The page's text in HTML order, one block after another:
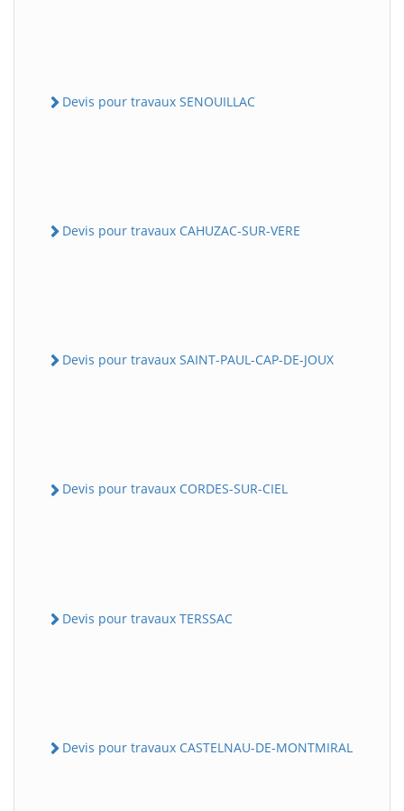
Devis pour travaux SENOUILLAC
Devis pour travaux CAHUZAC-SUR-VERE
Devis pour travaux SAINT-PAUL-CAP-DE-JOUX
Devis pour travaux CORDES-SUR-CIEL
Devis pour travaux TERSSAC
Devis pour travaux CASTELNAU-DE-MONTMIRAL